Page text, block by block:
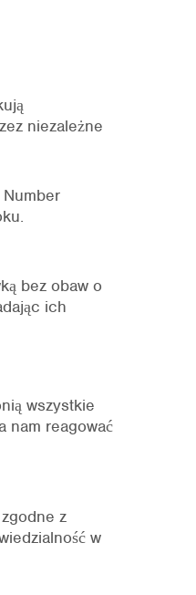
niezależne
bez obaw o
ich
wszystkie
nam reagować
z
w